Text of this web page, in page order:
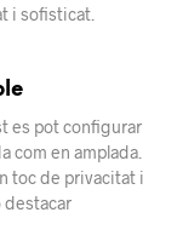
i sofisticat.
es pot configurar
com en amplada.
toc de privacitat i
destacar